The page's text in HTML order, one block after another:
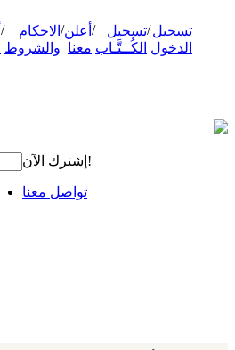
تسجيل
الدخول
/تسجيل
الكُــتَّـاب
/ أعلن
معنا
/ الاحكام
والشروط
/
إشترك الآن!
تواصل معنا